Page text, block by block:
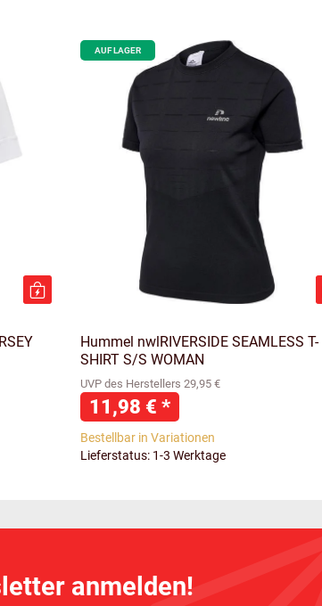
AUF LAGER
Hummel nwlRIVERSIDE SEAMLESS T-
SHIRT S/S WOMAN
UVP des Herstellers 29,95 €
11,98 € *
Bestellbar in Variationen
Lieferstatus: 1-3 Werktage
anmelden!